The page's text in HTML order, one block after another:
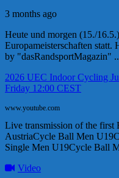
3 months ago
Heute und morgen (15./
Europameisterschaften statt.
by "dasRandsportMagazin"
2026 UEC Indoor Cycling
Friday 12:00 CEST
www.youtube.com
Live transmission of the
AustriaCycle Ball Men
Single Men U19Cycle Ball
Video